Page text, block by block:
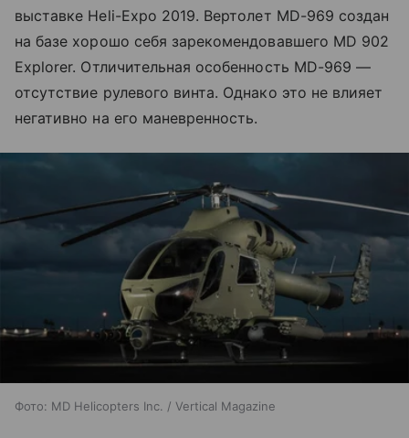
выставке Heli-Expo 2019. Вертолет MD-969 создан
на базе хорошо себя зарекомендовавшего MD 902
Explorer. Отличительная особенность MD-969 —
отсутствие рулевого винта. Однако это не влияет
негативно на его маневренность.
Фото: MD Helicopters Inc. / Vertical Magazine